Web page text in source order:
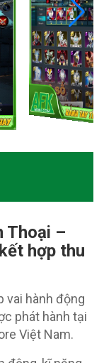
Thoại –
hợp thu
vai hành động
phát hành tại
Việt Nam.